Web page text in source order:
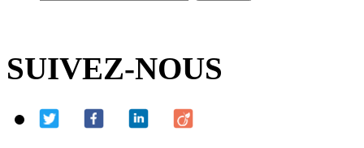
SUIVEZ-NOUS